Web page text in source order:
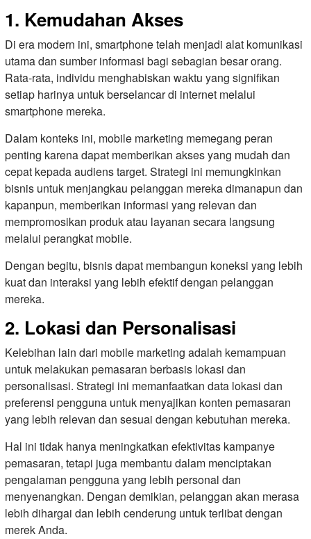
1. Kemudahan Akses
Di era modern ini, smartphone telah menjadi alat komunikasi
utama dan sumber informasi bagi sebagian besar orang.
Rata-rata, individu menghabiskan waktu yang signifikan
setiap harinya untuk berselancar di internet melalui
smartphone mereka.
Dalam konteks ini, mobile marketing memegang peran
penting karena dapat memberikan akses yang mudah dan
cepat kepada audiens target. Strategi ini memungkinkan
bisnis untuk menjangkau pelanggan mereka dimanapun dan
kapanpun, memberikan informasi yang relevan dan
mempromosikan produk atau layanan secara langsung
melalui perangkat mobile.
Dengan begitu, bisnis dapat membangun koneksi yang lebih
kuat dan interaksi yang lebih efektif dengan pelanggan
mereka.
2. Lokasi dan Personalisasi
Kelebihan lain dari mobile marketing adalah kemampuan
untuk melakukan pemasaran berbasis lokasi dan
personalisasi. Strategi ini memanfaatkan data lokasi dan
preferensi pengguna untuk menyajikan konten pemasaran
yang lebih relevan dan sesuai dengan kebutuhan mereka.
Hal ini tidak hanya meningkatkan efektivitas kampanye
pemasaran, tetapi juga membantu dalam menciptakan
pengalaman pengguna yang lebih personal dan
menyenangkan. Dengan demikian, pelanggan akan merasa
lebih dihargai dan lebih cenderung untuk terlibat dengan
merek Anda.